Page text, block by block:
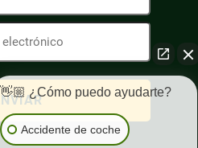
apellidos
Dirección
de
correo
electrónico
(Obligatorio)
👋🏼 ¿Cómo puedo ayudarte?
Accidente de coche